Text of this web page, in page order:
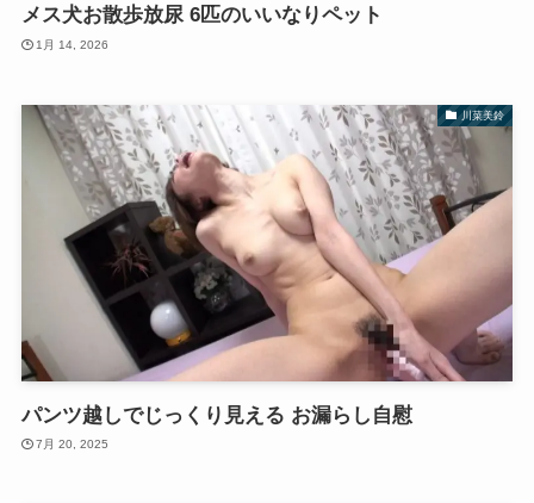
メス犬お散歩放尿 6匹のいいなりペット
1月 14, 2026
川菜美鈴
パンツ越しでじっくり見える お漏らし自慰
7月 20, 2025